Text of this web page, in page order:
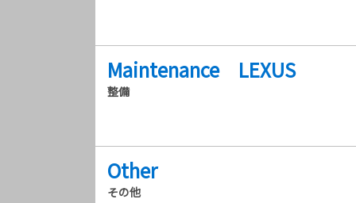
Maintenance LEXUS
整備
Other
その他